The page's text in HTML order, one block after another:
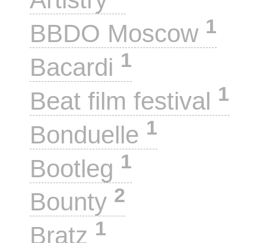
BBDO Moscow 1
Bacardi 1
Beat film festival 1
Bonduelle 1
Bootleg 1
Bounty 2
Bratz 1